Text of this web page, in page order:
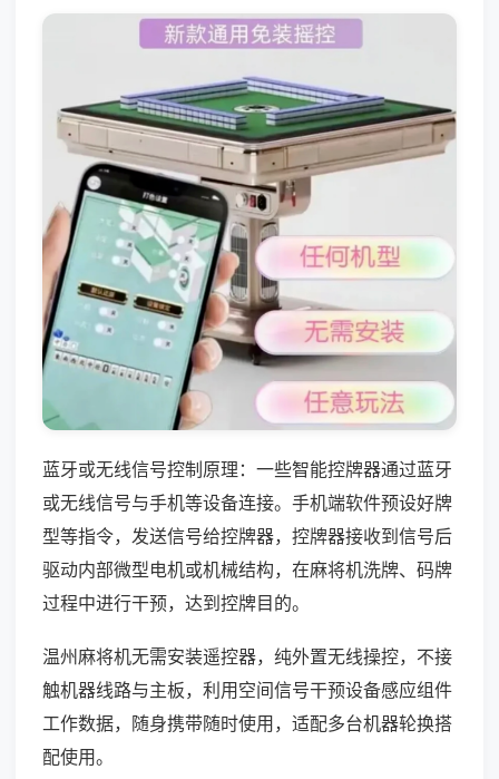
蓝牙或无线信号控制原理：一些智能控牌器通过蓝牙
或无线信号与手机等设备连接。手机端软件预设好牌
型等指令，发送信号给控牌器，控牌器接收到信号后
驱动内部微型电机或机械结构，在麻将机洗牌、码牌
过程中进行干预，达到控牌目的。
温州麻将机无需安装遥控器，纯外置无线操控，不接
触机器线路与主板，利用空间信号干预设备感应组件
工作数据，随身携带随时使用，适配多台机器轮换搭
配使用。